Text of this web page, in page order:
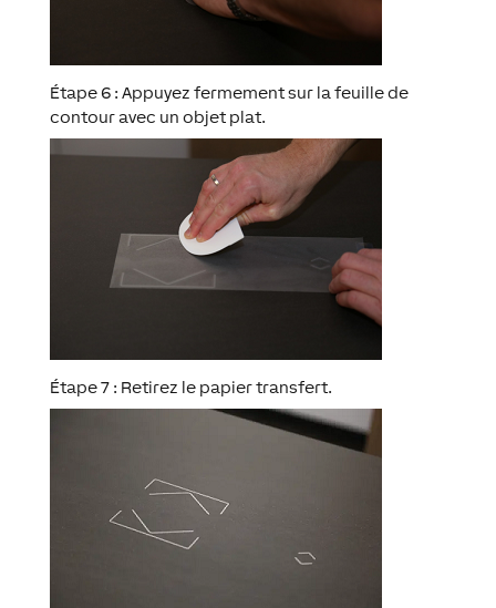
Étape 6 : Appuyez fermement sur la feuille de
contour avec un objet plat.
Étape 7 : Retirez le papier transfert.